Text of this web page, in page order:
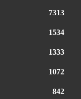
7313
1534
1333
1072
842